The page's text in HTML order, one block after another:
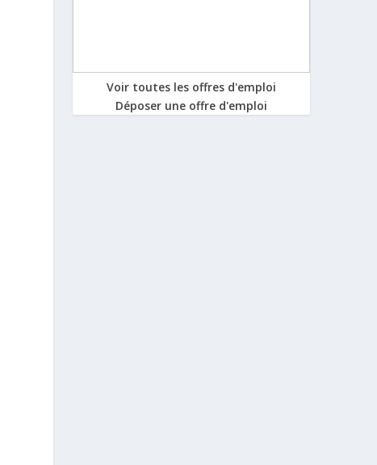
Voir toutes les offres d'emploi
Déposer une offre d'emploi